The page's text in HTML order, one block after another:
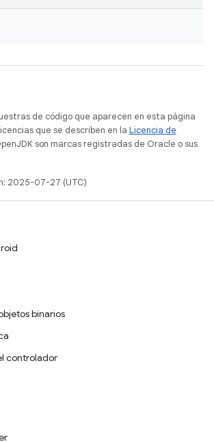
de código que aparecen en esta página
que se describen en la Licencia de
son marcas registradas de Oracle o sus
2025-07-27 (UTC)
binarios
controlador